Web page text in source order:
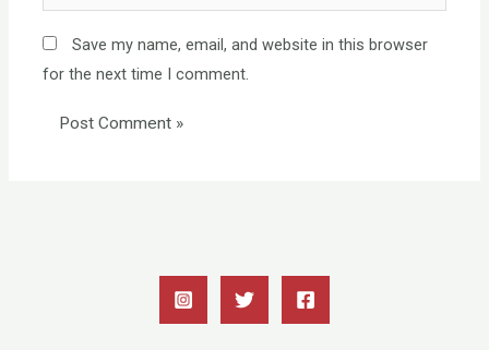
Save my name, email, and website in this browser
for the next time I comment.